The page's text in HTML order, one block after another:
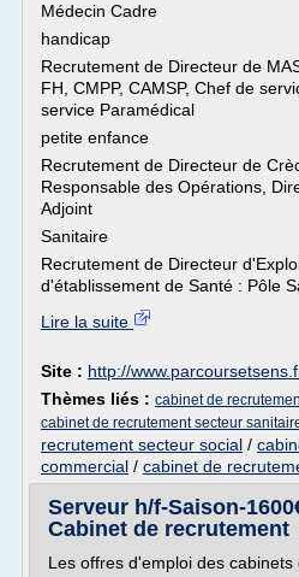
Médecin Cadre
handicap
Recrutement de Directeur de
FH, CMPP, CAMSP, Chef de
service Paramédical
petite enfance
Recrutement de Directeur de
Responsable des Opérations,
Adjoint
Sanitaire
Recrutement de Directeur
d'établissement de Santé : Pôle
Lire la suite
Site : http://
Thèmes liés : cabinet de
cabinet de recrutement secteur
recrutement secteur social /
commercial / cabinet de
Serveur h/f-Saison-
Cabinet de recrutement
Les offres d'emploi des